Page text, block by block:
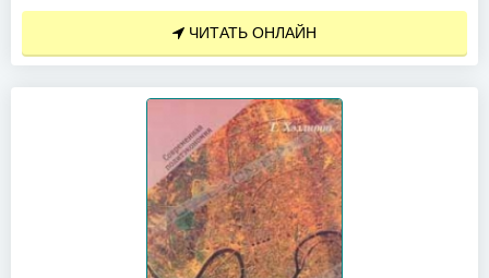
ЧИТАТЬ ОНЛАЙН